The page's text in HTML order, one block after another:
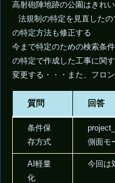
高射砲陣地跡の公園はきれ
法規制の特定を見直した
の特定方法も修正する
今まで特定のための検索条
の特定で作成した工事に関
変更する・・・また、フロ
質問 回答
条件保
存方式
側面モ
AI軽量
化
今回は